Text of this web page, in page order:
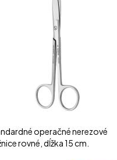
operačné nerezové
rovné, dĺžka 15 cm.